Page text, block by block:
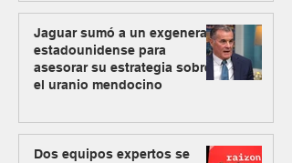
Jaguar sumó a un exgeneral
estadounidense para
asesorar su estrategia sobre
el uranio mendocino
Dos equipos expertos se